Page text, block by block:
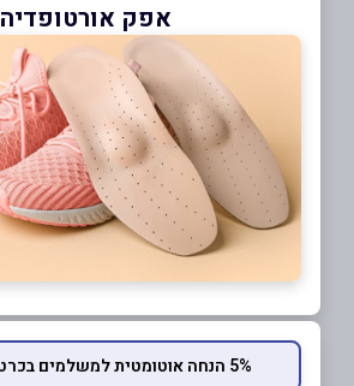
אפק אורטופדיה
5% הנחה אוטומטית למשלמים בכרטיס המועדון